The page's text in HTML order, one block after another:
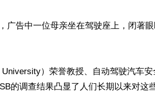
广告中一位母亲坐在驾驶座上，闭著
）荣誉教授、自动驾驶汽车安
的调查结果凸显了人们长期以来对这